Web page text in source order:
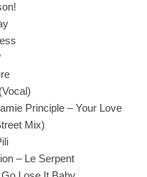
Principle – Your Love
Mix)
– Le Serpent